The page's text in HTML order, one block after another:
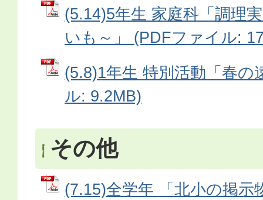
(5.14)5年生 家庭科「調理
いも～」 (PDFファイル:
(5.8)1年生 特別活動「春の
ル: 9.2MB)
その他
(7.15)全学年 「北小の掲示